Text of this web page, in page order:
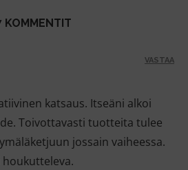
KOMMENTIT
katsaus. Itseäni alkoi
Toivottavasti tuotteita tulee
jossain vaiheessa.
VASTAA